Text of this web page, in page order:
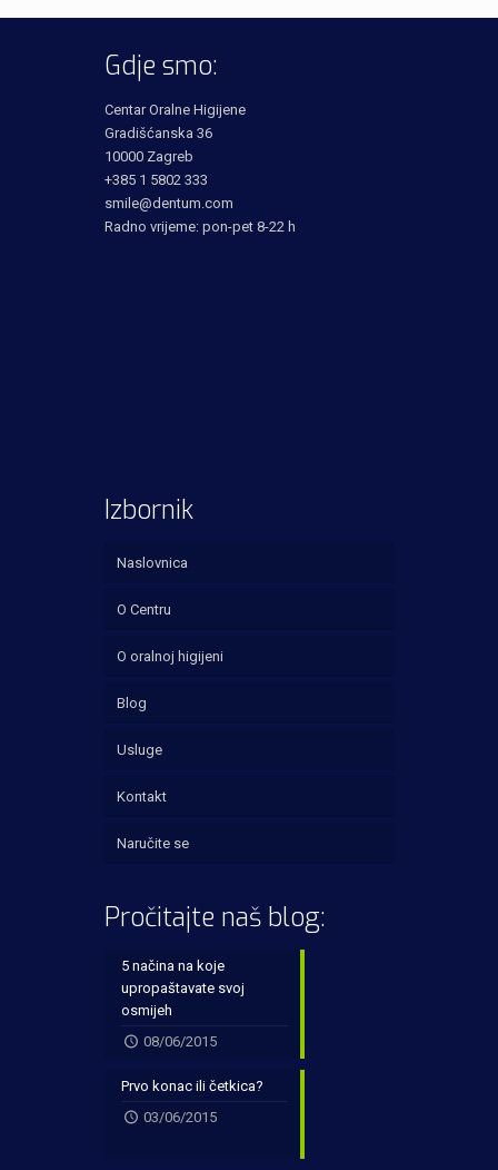
Gdje smo:
Centar Oralne Higijene
Gradišćanska 36
10000 Zagreb
+385 1 5802 333
smile@dentum.com
Radno vrijeme: pon-pet 8-22 h
Izbornik
Naslovnica
O Centru
O oralnoj higijeni
Blog
Usluge
Kontakt
Naručite se
Pročitajte naš blog:
5 načina na koje
upropaštavate svoj
osmijeh
08/06/2015
Prvo konac ili četkica?
03/06/2015